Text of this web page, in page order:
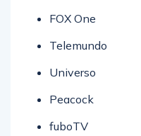
FOX One
Telemundo
Universo
Peacock
fuboTV